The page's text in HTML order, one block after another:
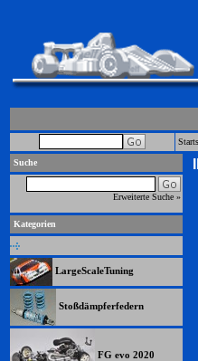
Suche
Erweiterte Suche »
Kategorien
LargeScaleTuning
Stoßdämpferfedern
FG evo 2020